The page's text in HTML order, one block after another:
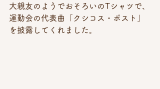
大親友のようでおそろいのTシャツで、
運動会の代表曲「クシコス・ポスト」
を披露してくれました。